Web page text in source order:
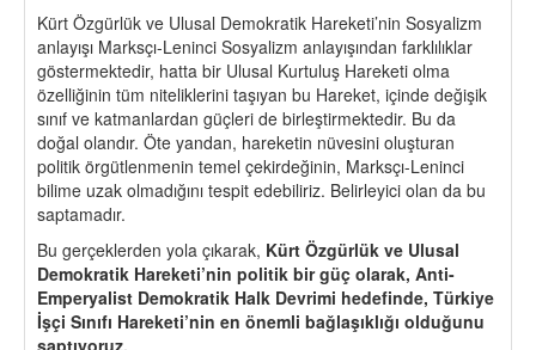
Kürt Özgürlük ve Ulusal Demokratik Hareketi’nin Sosyalizm
anlayışı Marksçı-Leninci Sosyalizm anlayışından farklılıklar
göstermektedir, hatta bir Ulusal Kurtuluş Hareketi olma
özelliğinin tüm niteliklerini taşıyan bu Hareket, içinde değişik
sınıf ve katmanlardan güçleri de birleştirmektedir. Bu da
doğal olandır. Öte yandan, hareketin nüvesini oluşturan
politik örgütlenmenin temel çekirdeğinin, Marksçı-Leninci
bilime uzak olmadığını tespit edebiliriz. Belirleyici olan da bu
saptamadır.
Bu gerçeklerden yola çıkarak, Kürt Özgürlük ve Ulusal
Demokratik Hareketi’nin politik bir güç olarak, Anti-
Emperyalist Demokratik Halk Devrimi hedefinde, Türkiye
İşçi Sınıfı Hareketi’nin en önemli bağlaşıklığı olduğunu
saptıyoruz.